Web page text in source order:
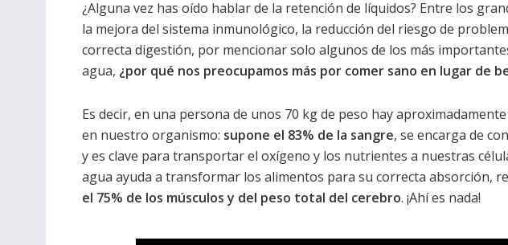
¿Alguna vez has oído hablar de la retención de líquidos? Entre los
la mejora del sistema inmunológico, la reducción del riesgo de
correcta digestión, por mencionar solo algunos de los más
agua, ¿por qué nos preocupamos más por comer sano en lugar de
Es decir, en una persona de unos 70 kg de peso hay
en nuestro organismo: supone el 83% de la sangre, se encarga de
y es clave para transportar el oxígeno y los nutrientes a nuestras
agua ayuda a transformar los alimentos para su correcta absorción,
el 75% de los músculos y del peso total del cerebro. ¡Ahí es nada!